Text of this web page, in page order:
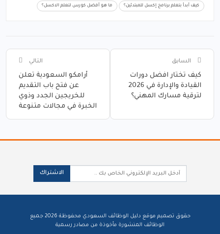
كيف أبدأ بتعلم برنامج إكسل للمبتدئين؟ ما هو أفضل كورس لتعلم الاكسل؟
السابق
كيف تختار افضل دورات
القيادة والإدارة في 2026
لترقية مسارك المهني؟
التالي
أرامكو السعودية تعلن
عن فتح باب التقديم
للخريجين الجدد وذوي
الخبرة في مجالات متنوعة
الاشتراك
حقوق تصميم موقع دليل الوظائف السعودي محفوظة 2026 جميع
الوظائف المنشورة مأخوذة من مصادر رسمية